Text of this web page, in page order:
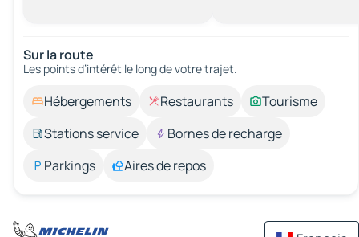
Sur la route
Les points d’intérêt le long de votre trajet.
Hébergements Restaurants
Tourisme
Stations service
Bornes de recharge
Parkings
Aires de repos